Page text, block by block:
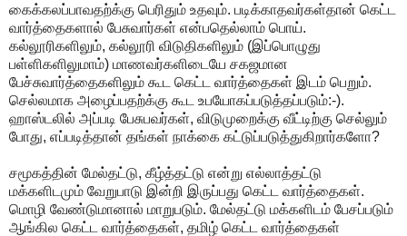
கைக்கலப்பாவதற்க்கு பெரிதும் உதவும். படிக்காதவர்கள்தான் கெட்ட
வார்த்தைகளால் பேசுவார்கள் என்பதெல்லாம் பொய்.
கல்லூரிகளிலும், கல்லூரி விடுதிகளிலும் (இப்பொழுது
பள்ளிகளிலுமாம்) மாணவர்களிடையே சகஜமான
பேச்சுவார்த்தைகளிலும் கூட கெட்ட வார்த்தைகள் இடம் பெறும்.
செல்லமாக அழைப்பதற்க்கு கூட உபயோகப்படுத்தப்படும்:-).
ஹாஸ்டலில் அப்படி பேசுபவர்கள், விடுமுறைக்கு வீட்டிற்கு செல்லும்
போது, எப்படித்தான் தங்கள் நாக்கை கட்டுப்படுத்துகிறார்களோ?
சமூகத்தின் மேல்தட்டு, கீழ்த்தட்டு என்று எல்லாத்தட்டு
மக்களிடமும் வேறுபாடு இன்றி இருப்பது கெட்ட வார்த்தைகள்.
மொழி வேண்டுமானால் மாறுபடும். மேல்தட்டு மக்களிடம் பேசப்படும்
ஆங்கில கெட்ட வார்த்தைகள், தமிழ் கெட்ட வார்த்தைகள்